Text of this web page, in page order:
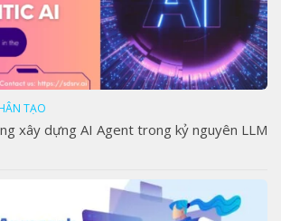
TẠO
xây dựng AI Agent trong kỷ nguyên LLM